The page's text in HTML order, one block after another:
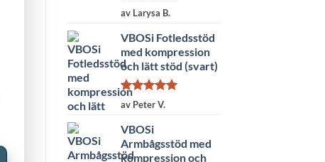
Betygsatt5
av Larysa B.
VBOSi Fotledsstöd
med kompression
och lätt stöd (svart)
Betygsatt
av Peter V.
VBOSi
Armbågsstöd med
kompression och